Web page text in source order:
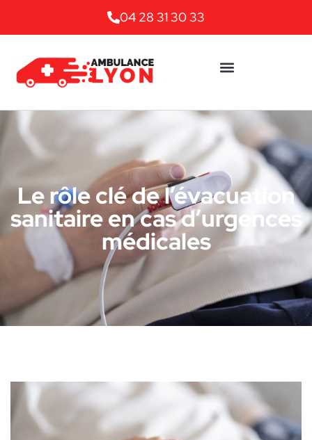
04 28 31 30 33
Le rôle clé de l’évacuation
sanitaire en cas d’urgences
médicales